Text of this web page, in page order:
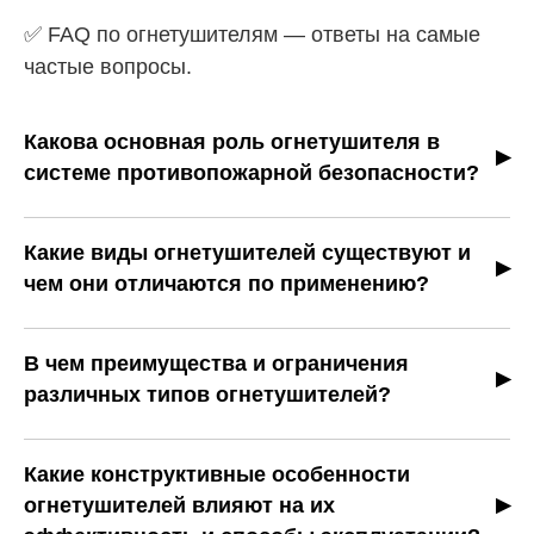
✅ FAQ по огнетушителям — ответы на самые
частые вопросы.
Какова основная роль огнетушителя в
системе противопожарной безопасности?
локализации и ликвидации очагов возгорания до
прибытия профессиональных пожарных. Его
использование позволяет минимизировать ущерб,
сохранить имущество и жизнь людей, создавая
условия, препятствующие распространению
Какие виды огнетушителей существуют и
чем они отличаются по применению?
вещества выделяют водные, воздушно-пенные,
воздушно-эмульсионные, порошковые,
углекислотные и хладоновые. Каждый тип
предназначен для определённых классов пожаров и
условий эксплуатации.
В чем преимущества и ограничения
различных типов огнетушителей?
эффективны для твёрдых материалов; не подходят
для электрооборудования и горючих жидкостей.
Порошковые: универсальны для большинства
Какие конструктивные особенности
огнетушителей влияют на их